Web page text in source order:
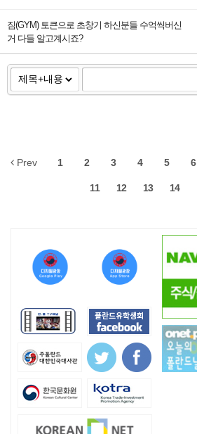
짐(GYM) 토큰으로 초창기 하신분들 수억씩버신
거 다들 알고계시죠?
Prev 1 2 3 4 5 6
11 12 13 14